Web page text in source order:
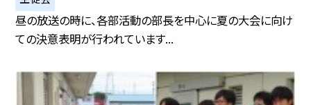
昼の放送の時に、各部活動の部長を中心に夏の大会に向け
ての決意表明が行われています...